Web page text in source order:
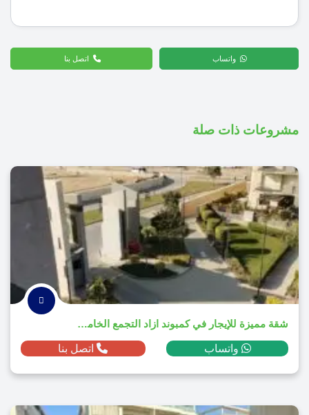
واتساب اتصل بنا
مشروعات ذات صلة
شقة مميزة للإيجار في كمبوند ازاد التجمع الخامس 2025
واتساب اتصل بنا